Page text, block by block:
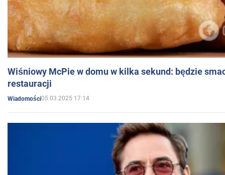
Wiśniowy McPie w domu w kilka sekund: będzie
restauracji
Wiadomości05.03.2025 17:14